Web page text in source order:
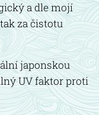
a dle mojí
za čistotu
japonskou
UV faktor proti